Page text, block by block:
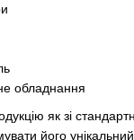
обладнання
як зі
його унікальний